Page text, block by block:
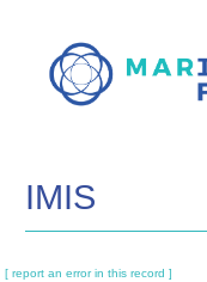
main
IMIS
[ report an error in this record ]